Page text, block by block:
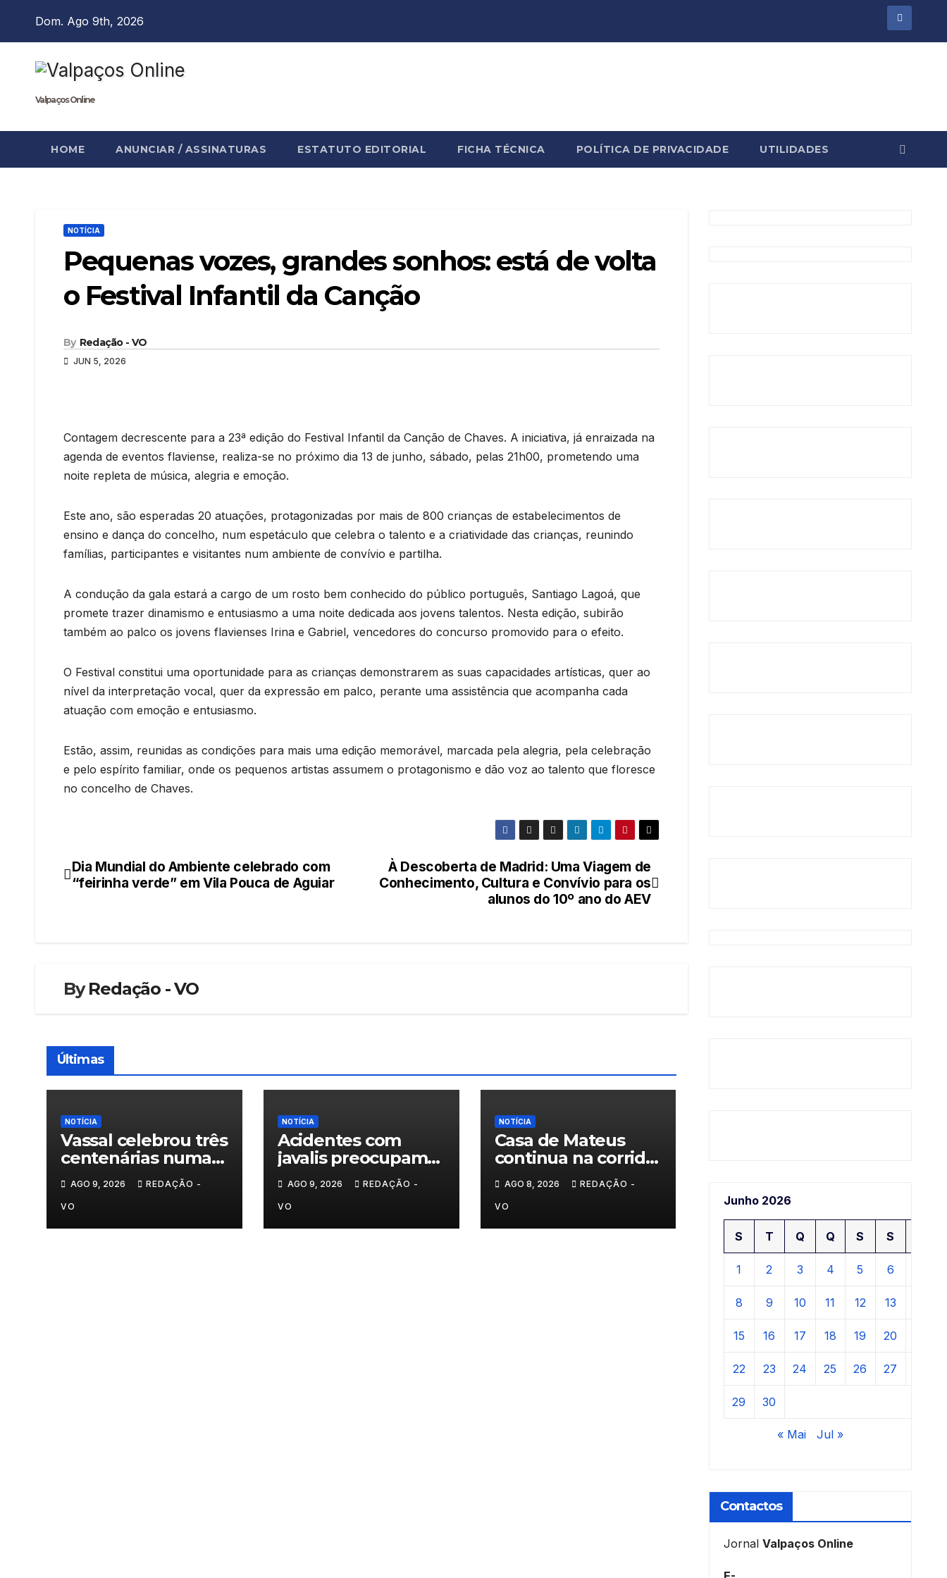
Dom. Ago 9th, 2026
Valpaços Online
HOME ANUNCIAR / ASSINATURAS ESTATUTO EDITORIAL FICHA TÉCNICA POLÍTICA DE PRIVACIDADE UTILIDADES
NOTÍCIA
Pequenas vozes, grandes sonhos: está de volta
o Festival Infantil da Canção
By Redação - VO
JUN 5, 2026
Contagem decrescente para a 23ª edição do Festival Infantil da Canção de Chaves. A iniciativa, já enraizada na
agenda de eventos flaviense, realiza-se no próximo dia 13 de junho, sábado, pelas 21h00, prometendo uma
noite repleta de música, alegria e emoção.
Este ano, são esperadas 20 atuações, protagonizadas por mais de 800 crianças de estabelecimentos de
ensino e dança do concelho, num espetáculo que celebra o talento e a criatividade das crianças, reunindo
famílias, participantes e visitantes num ambiente de convívio e partilha.
A condução da gala estará a cargo de um rosto bem conhecido do público português, Santiago Lagoá, que
promete trazer dinamismo e entusiasmo a uma noite dedicada aos jovens talentos. Nesta edição, subirão
também ao palco os jovens flavienses Irina e Gabriel, vencedores do concurso promovido para o efeito.
O Festival constitui uma oportunidade para as crianças demonstrarem as suas capacidades artísticas, quer ao
nível da interpretação vocal, quer da expressão em palco, perante uma assistência que acompanha cada
atuação com emoção e entusiasmo.
Estão, assim, reunidas as condições para mais uma edição memorável, marcada pela alegria, pela celebração
e pelo espírito familiar, onde os pequenos artistas assumem o protagonismo e dão voz ao talento que floresce
no concelho de Chaves.
Navegação
À Descoberta de Madrid: Uma Viagem de
Conhecimento, Cultura e Convívio para os
alunos do 10º ano do AEV
Dia Mundial do Ambiente celebrado com
“feirinha verde” em Vila Pouca de Aguiar
ByRedação - VO
Últimas
NOTÍCIA
Vassal celebrou três
centenárias numa
homenagem a um
século de histórias
AGO 9, 2026 REDAÇÃO -
VO
NOTÍCIA
Acidentes com
javalis preocupam
nas estradas de
Trás-os-Montes
AGO 9, 2026 REDAÇÃO -
VO
NOTÍCIA
Casa de Mateus
continua na corrida
Maravilhas de
Portugal
AGO 8, 2026 REDAÇÃO -
VO Junho 2026
S T Q Q S S
1 2 3 4 5 6
8 9 10 11 12 13
15 16 17 18 19 20
22 23 24 25 26 27
29 30
« Mai Jul »
Contactos
Jornal Valpaços Online